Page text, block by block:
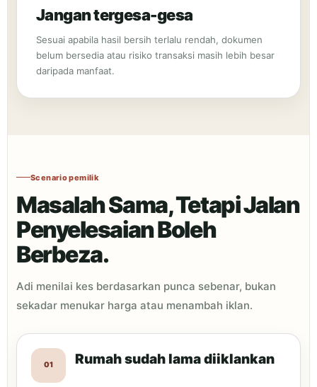
Jangan tergesa-gesa
Sesuai apabila hasil bersih terlalu rendah, dokumen
belum bersedia atau risiko transaksi masih lebih besar
daripada manfaat.
Scenario pemilik
Masalah Sama, Tetapi Jalan
Penyelesaian Boleh
Berbeza.
Adi menilai kes berdasarkan punca sebenar, bukan
sekadar menukar harga atau menambah iklan.
01 Rumah sudah lama diiklankan